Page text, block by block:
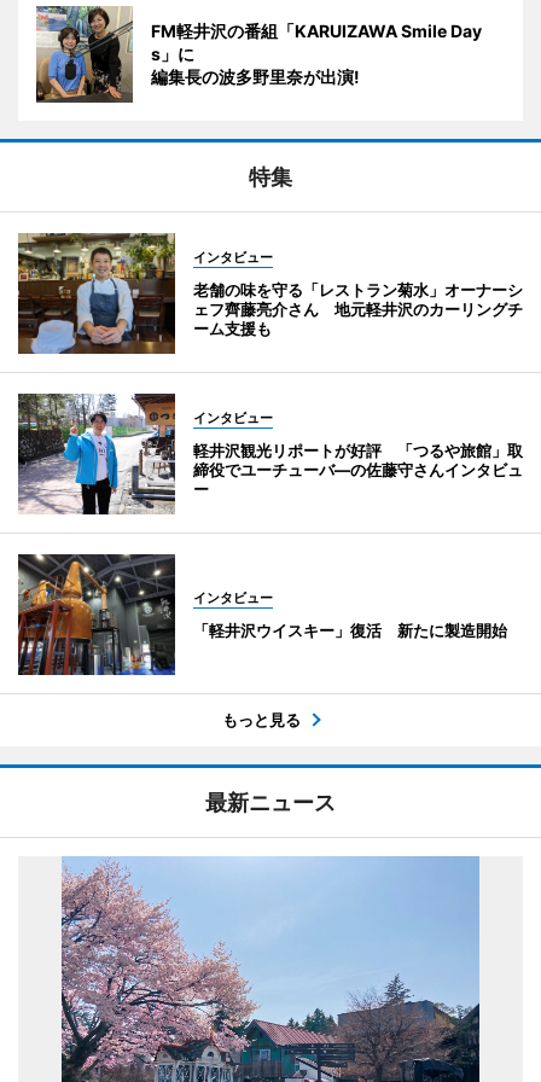
FM軽井沢の番組「KARUIZAWA Smile Day
s」に
編集長の波多野里奈が出演!
特集
インタビュー
老舗の味を守る「レストラン菊水」オーナーシ
ェフ齊藤亮介さん 地元軽井沢のカーリングチ
ーム支援も
インタビュー
軽井沢観光リポートが好評 「つるや旅館」取
締役でユーチューバ―の佐藤守さんインタビュ
ー
インタビュー
「軽井沢ウイスキー」復活 新たに製造開始
もっと見る
最新ニュース